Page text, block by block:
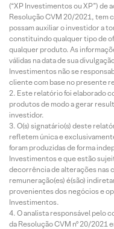
(“XP Investimentos ou XP”) de
Resolução CVM 20/2021, tem
possam auxiliar o investidor a
constituindo qualquer tipo de
qualquer produto. As
válidas na data de sua
Investimentos não se
cliente com base no presente
Este relatório foi elaborado
produtos de modo a gerar
investidor.
O(s) signatário(s) deste
refletem única e
foram produzidas de forma
Investimentos e que estão
decorrência de alterações nas
remuneração(es) é(são)
provenientes dos negócios e
Investimentos.
O analista responsável pelo
da Resolução CVM nº 20/2021